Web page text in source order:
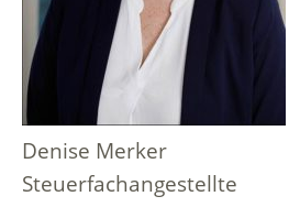
Denise Merker
Steuerfachangestellte